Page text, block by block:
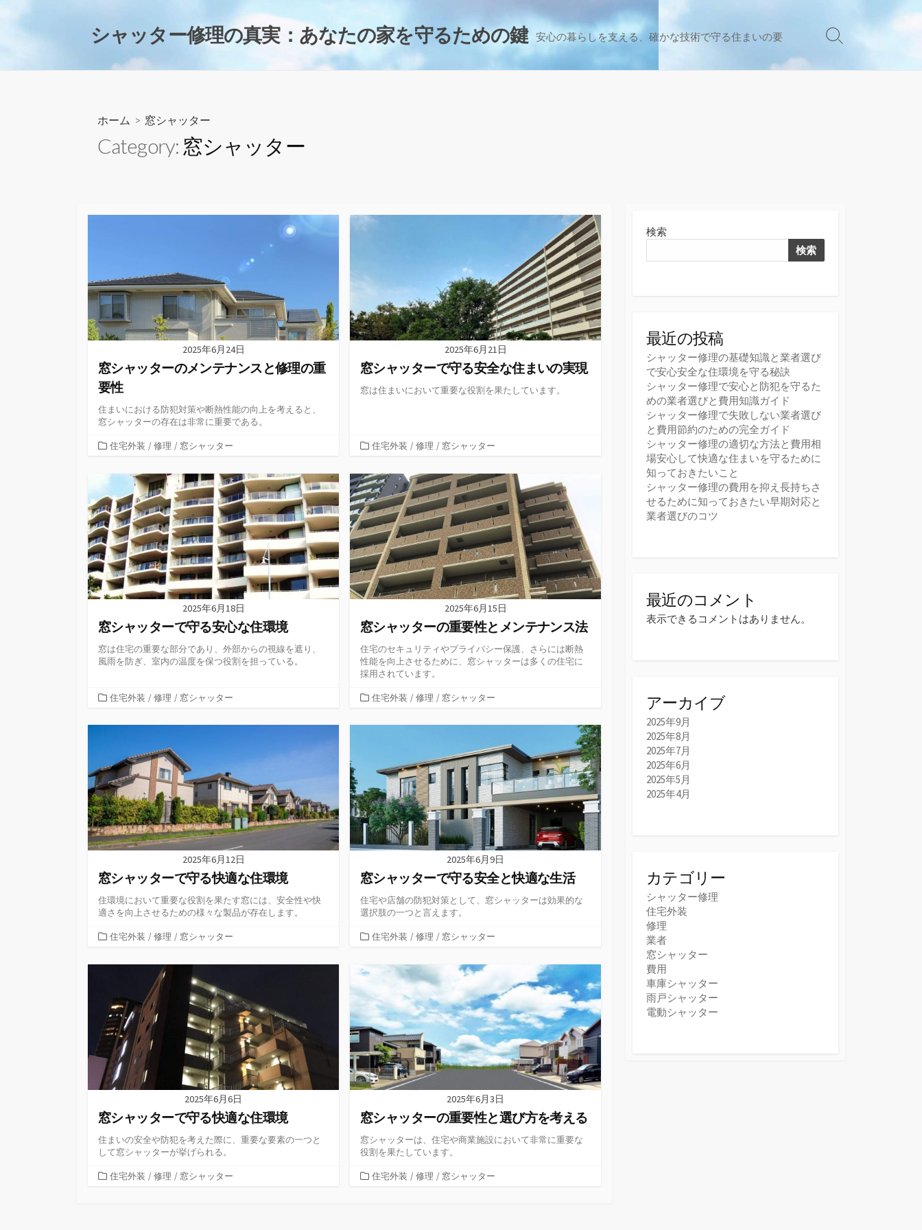
シャッター修理の真実：あなたの家を守るための鍵 安心の暮らしを支える、確かな技術で守る住まいの要
検
切
ホーム > 窓シャッター
Category: 窓シャッター
2025年6月24日
窓シャッターのメンテナンスと修理の重
要性
住まいにおける防犯対策や断熱性能の向上を考えると、
窓シャッターの存在は非常に重要である。
カ
ゴ
リ
ー
住宅外装 / 修理 / 窓シャッター
2025年6月21日
窓シャッターで守る安全な住まいの実現
窓は住まいにおいて重要な役割を果たしています。
カ
ゴ
リ
ー
住宅外装 / 修理 / 窓シャッター
2025年6月18日
窓シャッターで守る安心な住環境
窓は住宅の重要な部分であり、外部からの視線を遮り、
風雨を防ぎ、室内の温度を保つ役割を担っている。
カ
ゴ
住宅外装 / 修理 / 窓シャッター
2025年6月15日
窓シャッターの重要性とメンテナンス法
住宅のセキュリティやプライバシー保護、さらには断熱
性能を向上させるために、窓シャッターは多くの住宅に
採用されています。
カ
ゴ
住宅外装 / 修理 / 窓シャッター
2025年6月12日
窓シャッターで守る快適な住環境
住環境において重要な役割を果たす窓には、安全性や快
適さを向上させるための様々な製品が存在します。
カ
ゴ
住宅外装 / 修理 / 窓シャッター
2025年6月9日
窓シャッターで守る安全と快適な生活
住宅や店舗の防犯対策として、窓シャッターは効果的な
選択肢の一つと言えます。
カ
ゴ
リ
住宅外装 / 修理 / 窓シャッター
2025年6月6日
窓シャッターで守る快適な住環境
住まいの安全や防犯を考えた際に、重要な要素の一つと
して窓シャッターが挙げられる。
カ住宅外装 / 修理 / 窓シャッター
2025年6月3日
窓シャッターの重要性と選び方を考える
窓シャッターは、住宅や商業施設において非常に重要な
役割を果たしています。
カ住宅外装 / 修理 / 窓シャッター
検索
検索
最近の投稿
シャッター修理の基礎知識と業者選び
で安心安全な住環境を守る秘訣
シャッター修理で安心と防犯を守るた
めの業者選びと費用知識ガイド
シャッター修理で失敗しない業者選び
と費用節約のための完全ガイド
シャッター修理の適切な方法と費用相
場安心して快適な住まいを守るために
知っておきたいこと
シャッター修理の費用を抑え長持ちさ
せるために知っておきたい早期対応と
業者選びのコツ
最近のコメント
表示できるコメントはありません。
アーカイブ
2025年9月
2025年8月
2025年7月
2025年6月
2025年5月
2025年4月
カテゴリー
シャッター修理
住宅外装
修理
業者
窓シャッター
費用
車庫シャッター
雨戸シャッター
電動シャッター